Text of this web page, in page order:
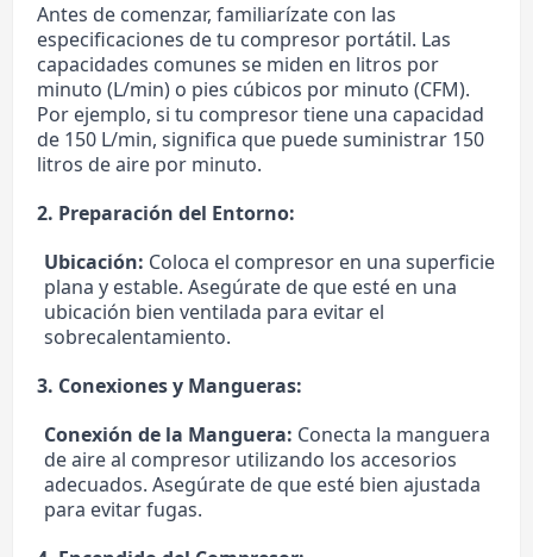
Antes de comenzar, familiarízate con las
especificaciones de tu compresor portátil. Las
capacidades comunes se miden en litros por
minuto (L/min) o pies cúbicos por minuto (CFM).
Por ejemplo, si tu compresor tiene una capacidad
de 150 L/min, significa que puede suministrar 150
litros de aire por minuto.
2. Preparación del Entorno:
Ubicación: Coloca el compresor en una superficie
plana y estable. Asegúrate de que esté en una
ubicación bien ventilada para evitar el
sobrecalentamiento.
3. Conexiones y Mangueras:
Conexión de la Manguera: Conecta la manguera
de aire al compresor utilizando los accesorios
adecuados. Asegúrate de que esté bien ajustada
para evitar fugas.